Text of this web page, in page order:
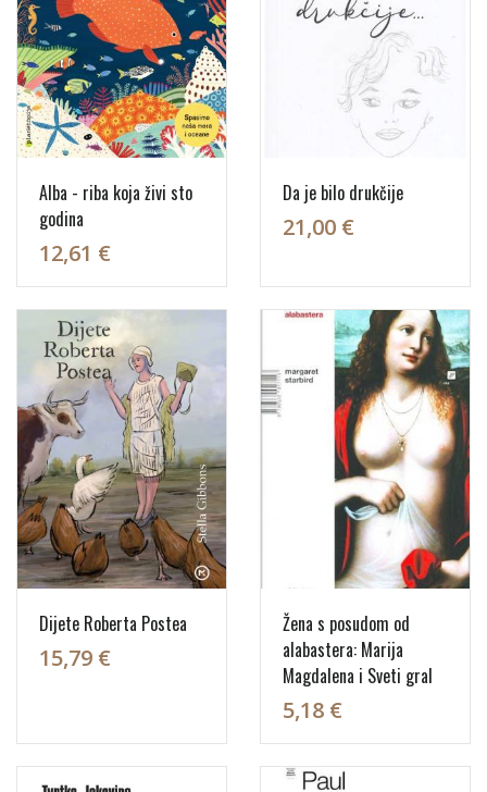
Alba - riba koja živi sto
godina
12,61 €
Da je bilo drukčije
21,00 €
Dijete Roberta Postea
15,79 €
Žena s posudom od
alabastera: Marija
Magdalena i Sveti gral
5,18 €